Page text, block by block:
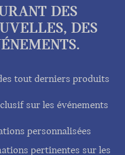
DES
DES
tout derniers produits
sur les événements
personnalisées
pertinentes sur les